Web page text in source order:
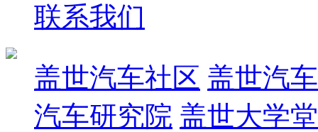
联系我们
盖世汽车社区 盖世汽
汽车研究院 盖世大学堂